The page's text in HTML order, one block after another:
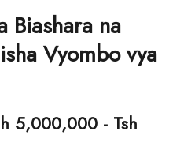
Biashara na
Vyombo vya
5,000,000 - Tsh